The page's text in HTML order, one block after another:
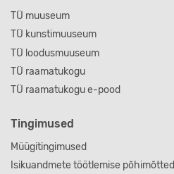
TÜ muuseum
TÜ kunstimuuseum
TÜ loodusmuuseum
TÜ raamatukogu
TÜ raamatukogu e-pood
Tingimused
Müügitingimused
Isikuandmete töötlemise põhimõtted